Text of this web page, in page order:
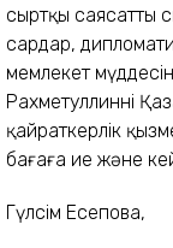
сыртқы саясаттың
сардар,
мемлекет
Рахметуллиннің
қайраткерлік
бағаға ие және
Гүлсім Еңсепова,